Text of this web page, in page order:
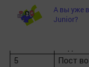
сети
Пост в
5
Пост
А вы уже
Junior?